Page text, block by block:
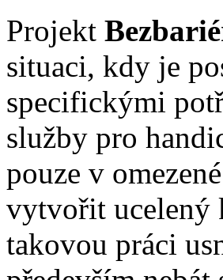
Projekt
situaci, kdy je
specifickými
služby pro
pouze v
vytvořit ucelený
takovou práci